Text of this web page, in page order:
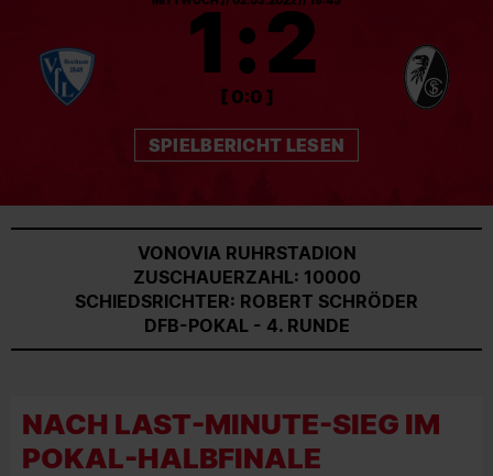
1:2
[ 0:0 ]
SPIELBERICHT LESEN
VONOVIA RUHRSTADION
ZUSCHAUERZAHL: 10000
SCHIEDSRICHTER: ROBERT SCHRÖDER
DFB-POKAL - 4. RUNDE
NACH LAST-MINUTE-SIEG IM
POKAL-HALBFINALE